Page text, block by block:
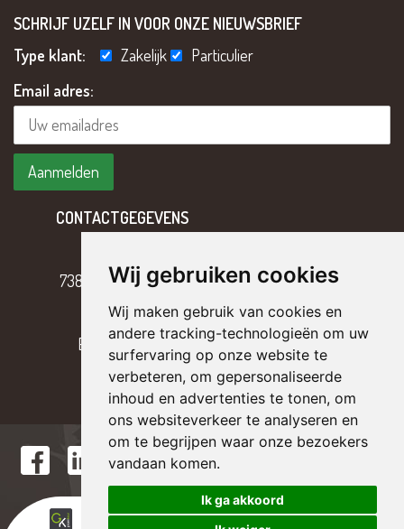
Wij gebruiken cookies
Wij maken gebruik van cookies en
andere tracking-technologieën om uw
surfervaring op onze website te
verbeteren, om gepersonaliseerde
inhoud en advertenties te tonen, om
ons websiteverkeer te analyseren en
om te begrijpen waar onze bezoekers
vandaan komen.
Ik ga akkoord
SCHRIJF UZELF IN VOOR ONZE NIEUWSBRIEF
Type klant:
Zakelijk
Particulier
Email adres:
CONTACTGEGEVENS
7382 BH Klarenbeek
055 – 301 17 43
E
info@tterriele.nl